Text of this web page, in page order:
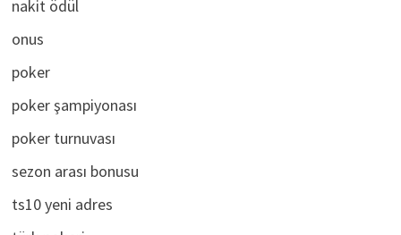
nakit ödül
onus
poker
poker şampiyonası
poker turnuvası
sezon arası bonusu
ts10 yeni adres